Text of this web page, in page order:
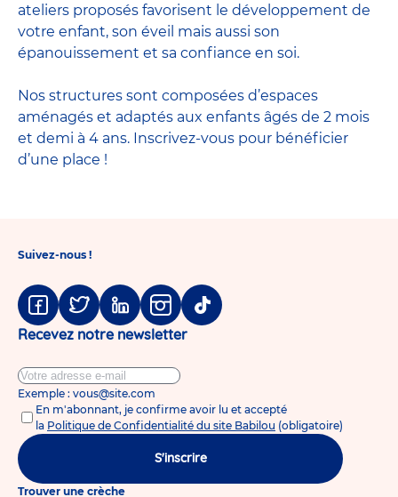
ateliers proposés favorisent le développement de
votre enfant, son éveil mais aussi son
épanouissement et sa confiance en soi.
Nos structures sont composées d’espaces
aménagés et adaptés aux enfants âgés de 2 mois
et demi à 4 ans. Inscrivez-vous pour bénéficier
d’une place !
Suivez-nous !
Facebook
TwitterLinkedinInstagram
Tiktok
Recevez notre newsletter
Exemple : vous@site.com
En m'abonnant, je confirme avoir lu et accepté
la Politique de Confidentialité du site Babilou (obligatoire)
S'inscrire
Trouver une crèche